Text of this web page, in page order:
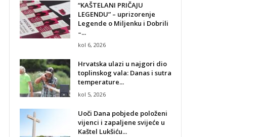
“KAŠTELANI PRIČAJU
LEGENDU” – uprizorenje
Legende o Miljenku i Dobrili
–...
kol 6, 2026
Hrvatska ulazi u najgori dio
toplinskog vala: Danas i sutra
temperature...
kol 5, 2026
Uoči Dana pobjede položeni
vijenci i zapaljene svijeće u
Kaštel Lukšiću...